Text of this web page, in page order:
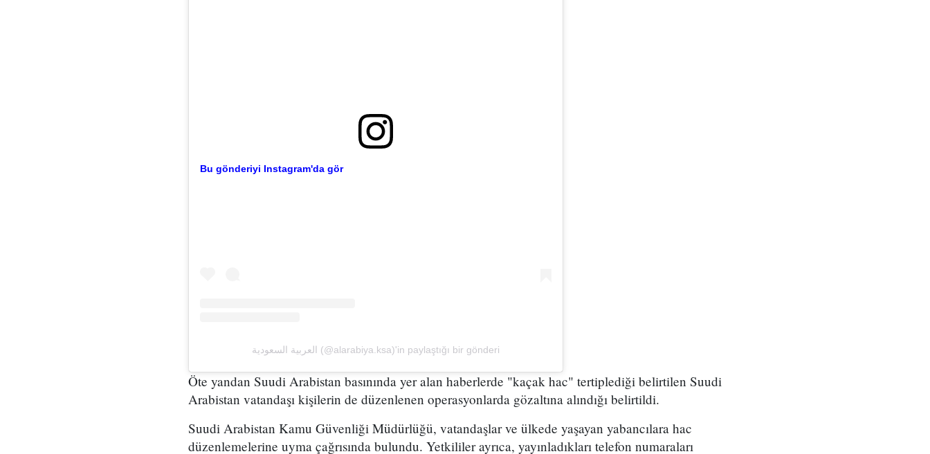
Bu gönderiyi Instagram'da gör
العربية السعودية (@alarabiya.ksa)'in paylaştığı bir gönderi
Öte yandan Suudi Arabistan basınında yer alan haberlerde "kaçak hac" tertiplediği belirtilen Suudi
Arabistan vatandaşı kişilerin de düzenlenen operasyonlarda gözaltına alındığı belirtildi.
Suudi Arabistan Kamu Güvenliği Müdürlüğü, vatandaşlar ve ülkede yaşayan yabancılara hac
düzenlemelerine uyma çağrısında bulundu. Yetkililer ayrıca, yayınladıkları telefon numaraları